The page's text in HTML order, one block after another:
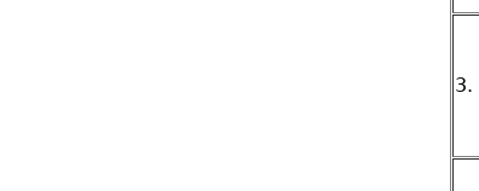
3.